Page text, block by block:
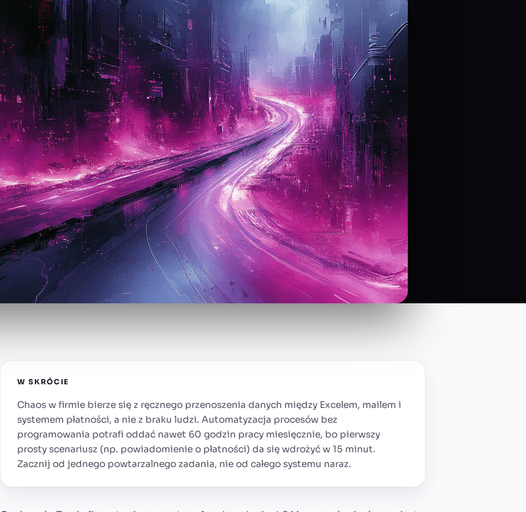
W SKRÓCIE
Chaos w firmie bierze się z ręcznego przenoszenia danych między Excelem, mailem i
systemem płatności, a nie z braku ludzi. Automatyzacja procesów bez
programowania potrafi oddać nawet 60 godzin pracy miesięcznie, bo pierwszy
prosty scenariusz (np. powiadomienie o płatności) da się wdrożyć w 15 minut.
Zacznij od jednego powtarzalnego zadania, nie od całego systemu naraz.